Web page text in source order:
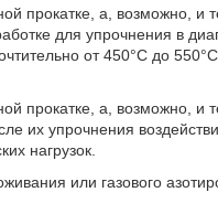
прокатке, а, возможно, и
для упрочнения в
от 450°С до
прокатке, а, возможно, и
их упрочнения
нагрузок.
или газового